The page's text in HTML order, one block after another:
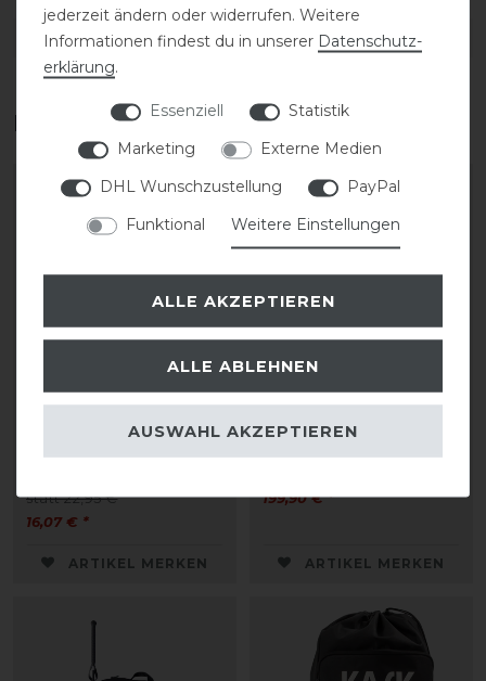
DETAILS ZUR PRODUKTSICHERHEIT
Das perfekte Zubehör für dich
-30%
Euroriding-Logo
statt 22,95 €
16,07 € *
ARTIKEL MERKEN
Backpack Vertigo
199,90 € *
ARTIKEL MERKEN
jederzeit ändern oder widerrufen. Weitere
Informationen findest du in unserer Daten­schutz­
erklärung.
Essenziell
Statistik
Marketing
Externe Medien
DHL Wunschzustellung
PayPal
Funktional
Weitere Einstellungen
ALLE AKZEPTIEREN
ALLE ABLEHNEN
AUSWAHL AKZEPTIEREN